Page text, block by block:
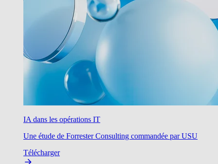
IA dans les opérations IT
Une étude de Forrester Consulting commandée par USU
Télécharger